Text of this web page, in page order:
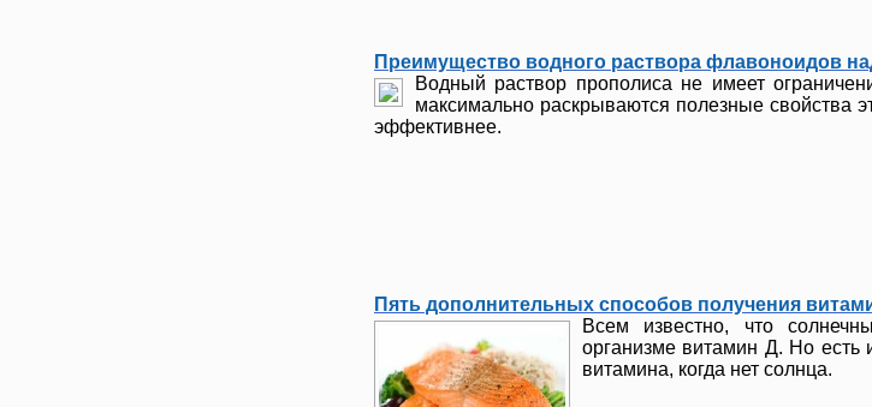
Преимущество водного раствора флавоноидов
Водный раствор прополиса не имеет
максимально раскрываются полезные свойства
эффективнее.
Пять дополнительных способов получения
Всем известно, что
организме витамин Д. Но есть
витамина, когда нет солнца.